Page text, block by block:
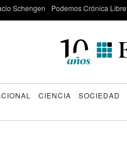
Schengen Podemos Crónica Libre
CIENCIA SOCIEDAD